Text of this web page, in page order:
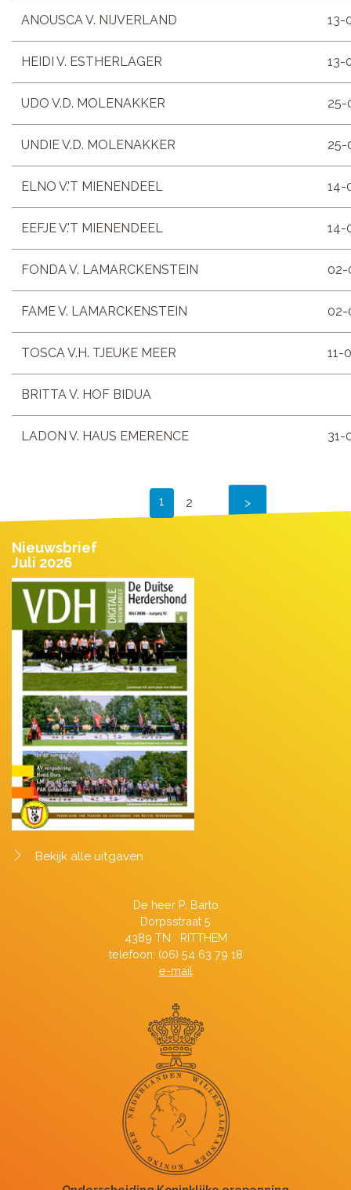
ANOUSCA V. NIJVERLAND 13-
HEIDI V. ESTHERLAGER 13-
UDO V.D. MOLENAKKER 25-
UNDIE V.D. MOLENAKKER 25-
ELNO V.'T MIENENDEEL 14-
EEFJE V.'T MIENENDEEL 14-
FONDA V. LAMARCKENSTEIN 02-
FAME V. LAMARCKENSTEIN 02-
TOSCA V.H. TJEUKE MEER 11-
BRITTA V. HOF BIDUA
LADON V. HAUS EMERENCE 31-
1 2
Nieuwsbrief
Juli 2026
Bekijk alle uitgaven
De heer P. Barto
Dorpsstraat 5
4389 TN RITTHEM
telefoon: (06) 54 63 79 18
e-mail